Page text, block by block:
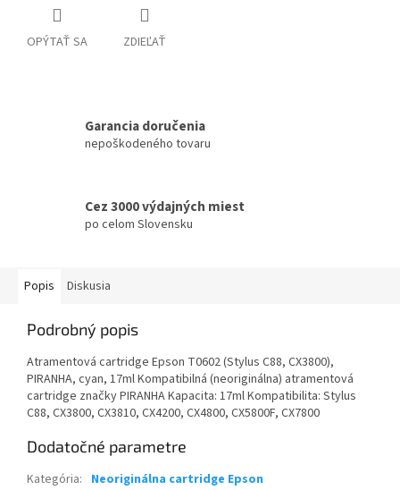
OPÝTAŤ SA ZDIEĽAŤ
Garancia doručenia
nepoškodeného tovaru
Cez 3000 výdajných miest
po celom Slovensku
Popis Diskusia
Podrobný popis
Atramentová cartridge Epson T0602 (Stylus C88, CX3800),
PIRANHA, cyan, 17ml Kompatibilná (neoriginálna) atramentová
cartridge značky PIRANHA Kapacita: 17ml Kompatibilita: Stylus
C88, CX3800, CX3810, CX4200, CX4800, CX5800F, CX7800
Dodatočné parametre
Kategória: Neoriginálna cartridge Epson